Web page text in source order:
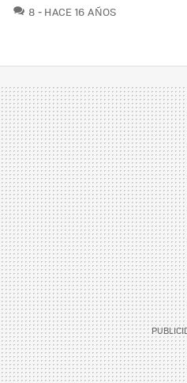
8 COMENTARIOS
HACE 16 AÑOS